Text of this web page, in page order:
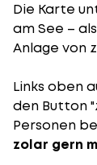
Die Karte
am See –
Anlage von
Links oben
den Button
Personen
zolar gern